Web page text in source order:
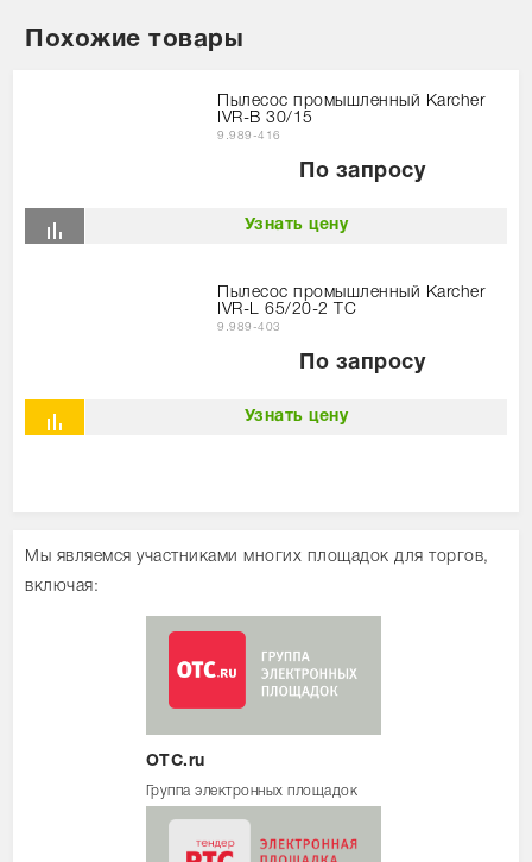
Похожие товары
Пылесос промышленный Karcher
IVR-B 30/15
9.989-416
По запросу
Узнать цену
Пылесос промышленный Karcher
IVR-L 65/20-2 ТС
9.989-403
По запросу
Узнать цену
Мы являемся участниками многих площадок для торгов,
включая:
OTC.ru
Группа электронных площадок